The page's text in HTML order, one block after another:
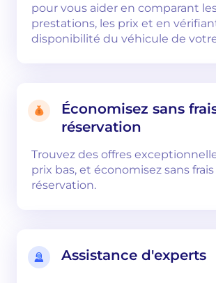
pour vous aider en comparant
prestations, les prix et en
disponibilité du véhicule de
Économisez sans
réservation
Trouvez des offres
prix bas, et économisez sans
réservation.
Assistance d'experts